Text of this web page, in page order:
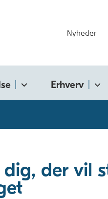
Nyheder
Erhverv
dig, der vil